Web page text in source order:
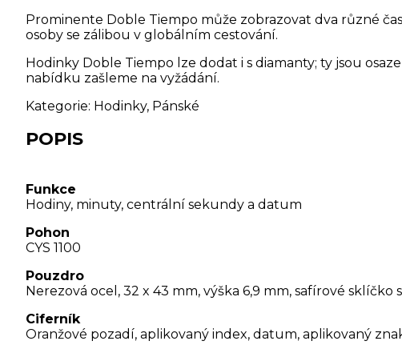
Prominente Doble Tiempo může zobrazovat dva různé
osoby se zálibou v globálním cestování.
Hodinky Doble Tiempo lze dodat i s diamanty; ty jsou
nabídku zašleme na vyžádání.
Kategorie: Hodinky, Pánské
POPIS
Funkce
Hodiny, minuty, centrální sekundy a datum
Pohon
CYS 1100
Pouzdro
Nerezová ocel, 32 x 43 mm, výška 6,9 mm, safírové
Ciferník
Oranžové pozadí, aplikovaný index, datum, aplikovaný